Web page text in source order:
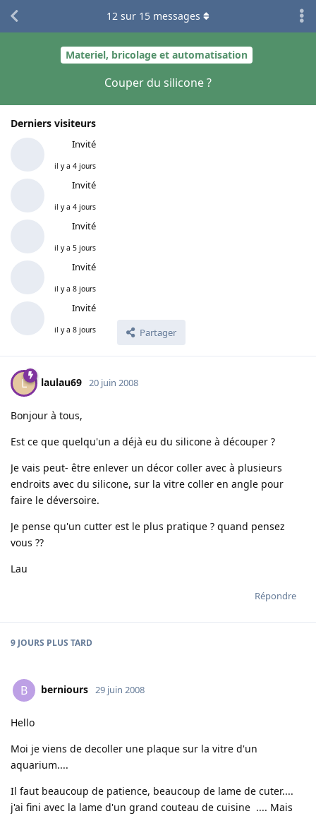
Materiel, bricolage et automatisation
Couper du silicone ?
Derniers visiteurs
Invité
il y a 4 jours
Invité
il y a 4 jours
Invité
il y a 5 jours
Invité
il y a 8 jours
Invité
il y a 8 jours Partager
12 sur 15 messages
L laulau69 20 juin 2008
Bonjour à tous,
Est ce que quelqu'un a déjà eu du silicone à découper ?
Je vais peut- être enlever un décor coller avec à plusieurs
endroits avec du silicone, sur la vitre coller en angle pour
faire le déversoire.
Je pense qu'un cutter est le plus pratique ? quand pensez
vous ??
Lau
Répondre
9 JOURS PLUS TARD
B berniours 29 juin 2008
Hello
Moi je viens de decoller une plaque sur la vitre d'un
aquarium....
Il faut beaucoup de patience, beaucoup de lame de cuter....
j'ai fini avec la lame d'un grand couteau de cuisine .... Mais